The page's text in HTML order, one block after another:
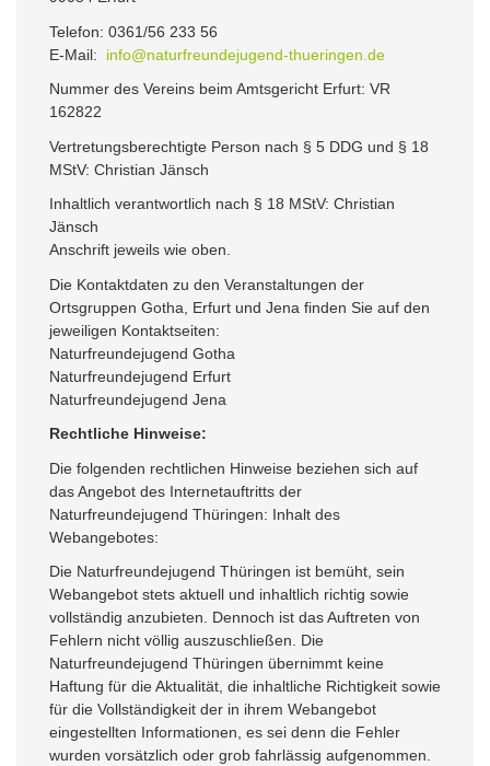
Telefon: 0361/56 233 56
E-Mail: info@naturfreundejugend-thueringen.de
Nummer des Vereins beim Amtsgericht Erfurt: VR
162822
Vertretungsberechtigte Person nach § 5 DDG und § 18
MStV: Christian Jänsch
Inhaltlich verantwortlich nach § 18 MStV: Christian
Jänsch
Anschrift jeweils wie oben.
Die Kontaktdaten zu den Veranstaltungen der
Ortsgruppen Gotha, Erfurt und Jena finden Sie auf den
jeweiligen Kontaktseiten:
Naturfreundejugend Gotha
Naturfreundejugend Erfurt
Naturfreundejugend Jena
Rechtliche Hinweise:
Die folgenden rechtlichen Hinweise beziehen sich auf
das Angebot des Internetauftritts der
Naturfreundejugend Thüringen: Inhalt des
Webangebotes:
Die Naturfreundejugend Thüringen ist bemüht, sein
Webangebot stets aktuell und inhaltlich richtig sowie
vollständig anzubieten. Dennoch ist das Auftreten von
Fehlern nicht völlig auszuschließen. Die
Naturfreundejugend Thüringen übernimmt keine
Haftung für die Aktualität, die inhaltliche Richtigkeit sowie
für die Vollständigkeit der in ihrem Webangebot
eingestellten Informationen, es sei denn die Fehler
wurden vorsätzlich oder grob fahrlässig aufgenommen.